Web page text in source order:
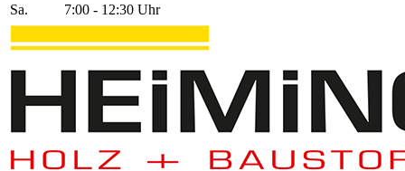
Sa.
7:00 - 12:30 Uhr